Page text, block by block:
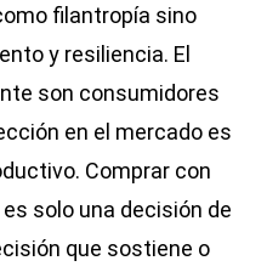
filantropía sino
y resiliencia. El
son consumidores
en el mercado es
Comprar con
solo una decisión de
que sostiene o